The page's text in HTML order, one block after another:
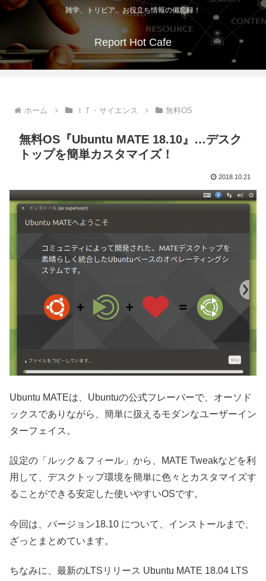
雑学、トリビア、お役立ち情報の備忘録！
Report Hot Cafe
ホーム ＩＴ・サイエンス 無料OS
無料OS『Ubuntu MATE 18.10』…デスク
トップを簡単カスタマイズ！
2018.10.21
Ubuntu MATEは、Ubuntuの公式フレーバーで、オーソド
ックスでありながら、簡単に扱えるモダンなユーザーイン
ターフェイス。
設定の「ルック＆フィール」から、MATE Tweakなどを利
用して、デスクトップ環境を簡単に色々とカスタマイズす
ることができる安定した使いやすいOSです。
今回は、バージョン18.10 について、インストールまで、
ざっとまとめています。
ちなみに、最新のLTSリリース Ubuntu MATE 18.04 LTS